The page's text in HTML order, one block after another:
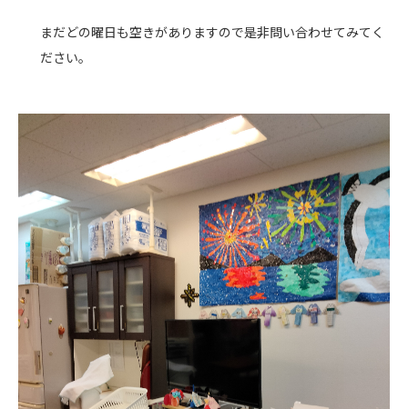
まだどの曜日も空きがありますので是非問い合わせてみてく
ださい。